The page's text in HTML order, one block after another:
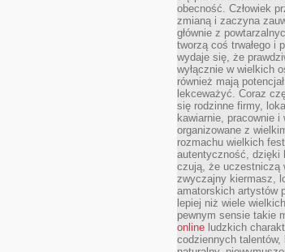
obecność. Człowiek
zmianą i zaczyna
głównie z
tworzą coś trwałego i
wydaje się, że
wyłącznie w wielkich
również mają
lekceważyć. Coraz
się rodzinne firmy,
kawiarnie, pracownie
organizowane z
rozmachu wielkich
autentyczność, dzięki
czują, że uczestniczą
zwyczajny kiermasz,
amatorskich artystów
lepiej niż wiele
pewnym sensie takie
online ludzkich
codziennych